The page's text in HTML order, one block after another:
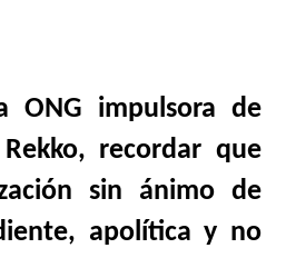
ONG impulsora de
recordar que
sin ánimo de
apolítica y no